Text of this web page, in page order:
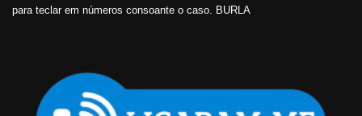
para teclar em números consoante o caso. BURLA